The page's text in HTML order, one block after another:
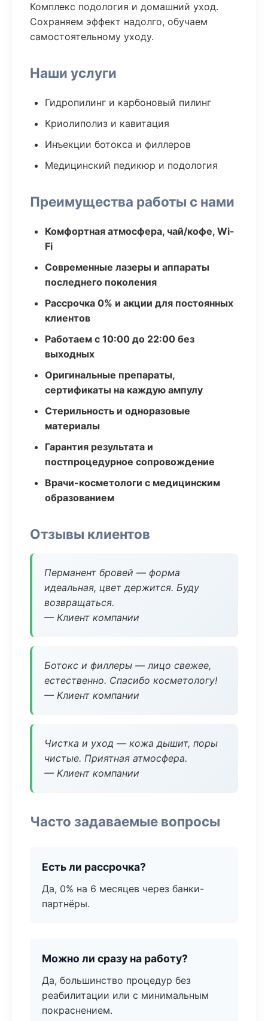
Комплекс подология и домашний уход.
Сохраняем эффект надолго, обучаем
самостоятельному уходу.
Наши услуги
Гидропилинг и карбоновый пилинг
Криолиполиз и кавитация
Инъекции ботокса и филлеров
Медицинский педикюр и подология
Преимущества работы с нами
Комфортная атмосфера, чай/кофе, Wi-
Fi
Современные лазеры и аппараты
последнего поколения
Рассрочка 0% и акции для постоянных
клиентов
Работаем с 10:00 до 22:00 без
выходных
Оригинальные препараты,
сертификаты на каждую ампулу
Стерильность и одноразовые
материалы
Гарантия результата и
постпроцедурное сопровождение
Врачи-косметологи с медицинским
образованием
Отзывы клиентов
Перманент бровей — форма
идеальная, цвет держится. Буду
возвращаться.
— Клиент компании
Ботокс и филлеры — лицо свежее,
естественно. Спасибо косметологу!
— Клиент компании
Чистка и уход — кожа дышит, поры
чистые. Приятная атмосфера.
— Клиент компании
Часто задаваемые вопросы
Есть ли рассрочка?
Да, 0% на 6 месяцев через банки-
партнёры.
Можно ли сразу на работу?
Да, большинство процедур без
реабилитации или с минимальным
покраснением.